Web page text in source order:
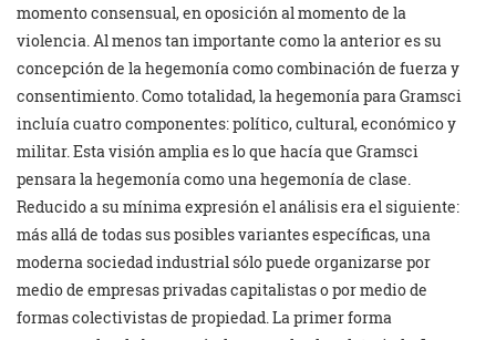
momento consensual, en oposición al momento de la
violencia. Al menos tan importante como la anterior es su
concepción de la hegemonía como combinación de fuerza y
consentimiento. Como totalidad, la hegemonía para Gramsci
incluía cuatro componentes: político, cultural, económico y
militar. Esta visión amplia es lo que hacía que Gramsci
pensara la hegemonía como una hegemonía de clase.
Reducido a su mínima expresión el análisis era el siguiente:
más allá de todas sus posibles variantes específicas, una
moderna sociedad industrial sólo puede organizarse por
medio de empresas privadas capitalistas o por medio de
formas colectivistas de propiedad. La primer forma